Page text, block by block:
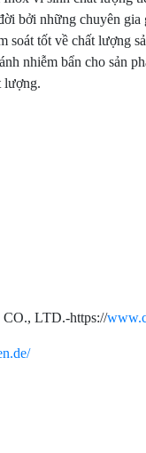
bởi những chuyên
tốt về chất lượng
nhiễm bẩn cho sản
lượng.
LTD.-https://